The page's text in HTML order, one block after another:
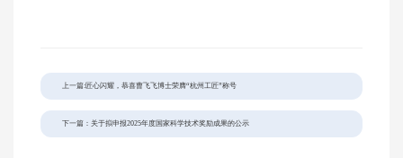
上一篇:匠心闪耀，恭喜曹飞飞博士荣膺“杭州工匠”称号
下一篇：关于拟申报2025年度国家科学技术奖励成果的公示